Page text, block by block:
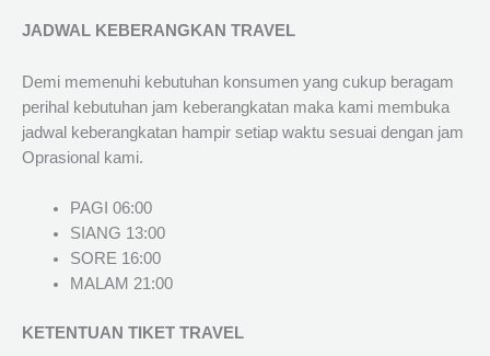
JADWAL KEBERANGKAN TRAVEL
Demi memenuhi kebutuhan konsumen yang cukup beragam
perihal kebutuhan jam keberangkatan maka kami membuka
jadwal keberangkatan hampir setiap waktu sesuai dengan jam
Oprasional kami.
PAGI 06:00
SIANG 13:00
SORE 16:00
MALAM 21:00
KETENTUAN TIKET TRAVEL